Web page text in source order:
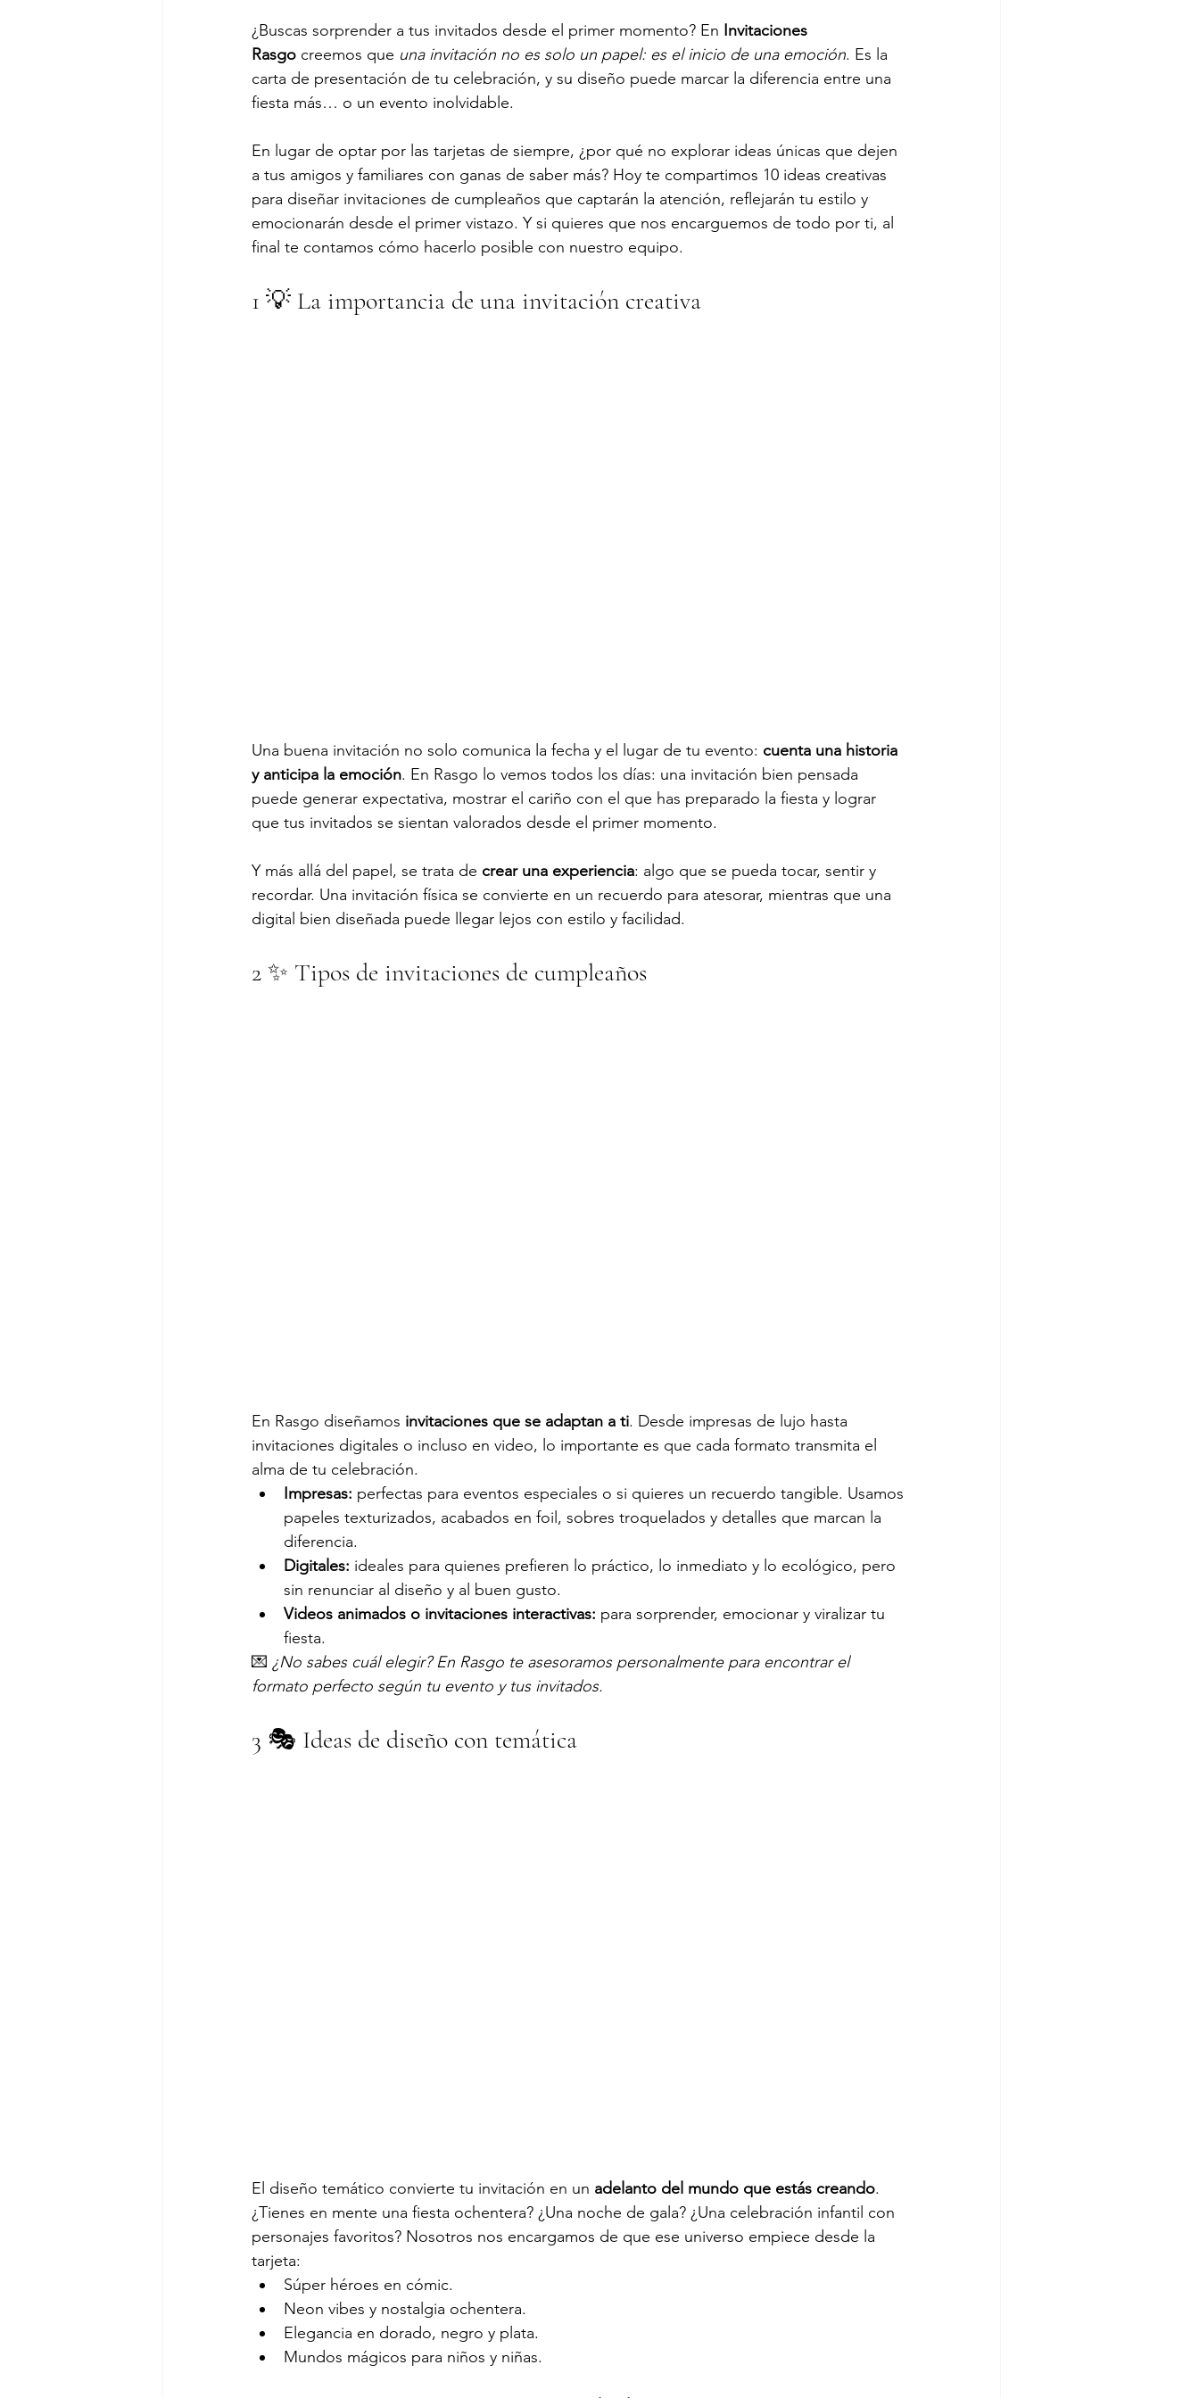
¿Buscas sorprender a tus invitados desde el primer momento? En Invitaciones
Rasgo creemos que una invitación no es solo un papel: es el inicio de una emoción. Es la
carta de presentación de tu celebración, y su diseño puede marcar la diferencia entre una
fiesta más… o un evento inolvidable.
En lugar de optar por las tarjetas de siempre, ¿por qué no explorar ideas únicas que dejen
a tus amigos y familiares con ganas de saber más? Hoy te compartimos 10 ideas creativas
para diseñar invitaciones de cumpleaños que captarán la atención, reflejarán tu estilo y
emocionarán desde el primer vistazo. Y si quieres que nos encarguemos de todo por ti, al
final te contamos cómo hacerlo posible con nuestro equipo.
1 💡 La importancia de una invitación creativa
Una buena invitación no solo comunica la fecha y el lugar de tu evento: cuenta una historia
y anticipa la emoción. En Rasgo lo vemos todos los días: una invitación bien pensada
puede generar expectativa, mostrar el cariño con el que has preparado la fiesta y lograr
que tus invitados se sientan valorados desde el primer momento.
Y más allá del papel, se trata de crear una experiencia: algo que se pueda tocar, sentir y
recordar. Una invitación física se convierte en un recuerdo para atesorar, mientras que una
digital bien diseñada puede llegar lejos con estilo y facilidad.
2 ✨ Tipos de invitaciones de cumpleaños
En Rasgo diseñamos invitaciones que se adaptan a ti. Desde impresas de lujo hasta
invitaciones digitales o incluso en video, lo importante es que cada formato transmita el
alma de tu celebración.
Impresas: perfectas para eventos especiales o si quieres un recuerdo tangible. Usamos
papeles texturizados, acabados en foil, sobres troquelados y detalles que marcan la
diferencia.
Digitales: ideales para quienes prefieren lo práctico, lo inmediato y lo ecológico, pero
sin renunciar al diseño y al buen gusto.
Videos animados o invitaciones interactivas: para sorprender, emocionar y viralizar tu
fiesta.
💌 ¿No sabes cuál elegir? En Rasgo te asesoramos personalmente para encontrar el
formato perfecto según tu evento y tus invitados.
3 🎭 Ideas de diseño con temática
El diseño temático convierte tu invitación en un adelanto del mundo que estás creando.
¿Tienes en mente una fiesta ochentera? ¿Una noche de gala? ¿Una celebración infantil con
personajes favoritos? Nosotros nos encargamos de que ese universo empiece desde la
tarjeta:
Súper héroes en cómic.
Neon vibes y nostalgia ochentera.
Elegancia en dorado, negro y plata.
Mundos mágicos para niños y niñas.